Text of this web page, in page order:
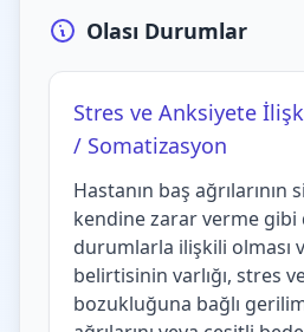
Olası Durumlar
Stres ve Anksiyete
/ Somatizasyon
Hastanın baş ağrılarının
kendine zarar verme gibi
durumlarla ilişkili olması
belirtisinin varlığı, stres
bozukluğuna bağlı